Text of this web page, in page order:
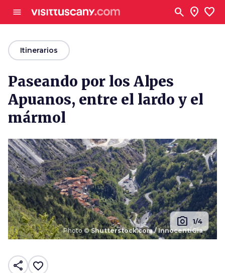
menu search location_on favorite
arrow_backItinerarios
Paseando por los Alpes
Apuanos, entre el lardo y el
mármol
Photo ©Shutterstock.com / InnocentiGia
photo_camera 1/4
share favorite_border